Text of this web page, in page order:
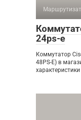
24ps-e
Коммутатор
48PS-E) в